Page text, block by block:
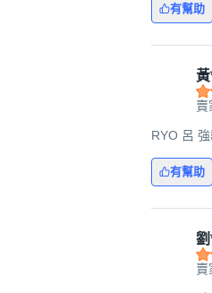
有幫助
賣
RYO 呂
有幫助
賣